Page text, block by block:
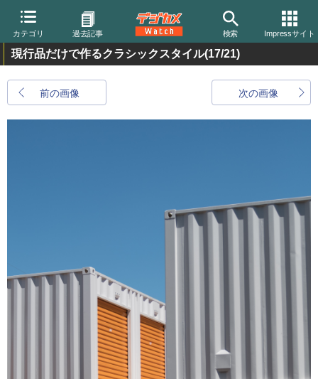
カテゴリ 過去記事 検索 Impressサイト
現行品だけで作るクラシックスタイル(17/21)
前の画像 次の画像